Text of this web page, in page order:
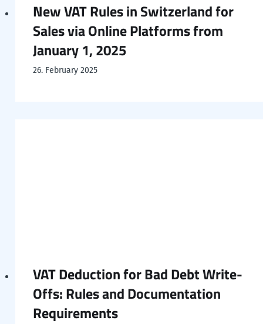
New VAT Rules in Switzerland for
Sales via Online Platforms from
January 1, 2025
26. February 2025
VAT Deduction for Bad Debt Write-
Offs: Rules and Documentation
Requirements